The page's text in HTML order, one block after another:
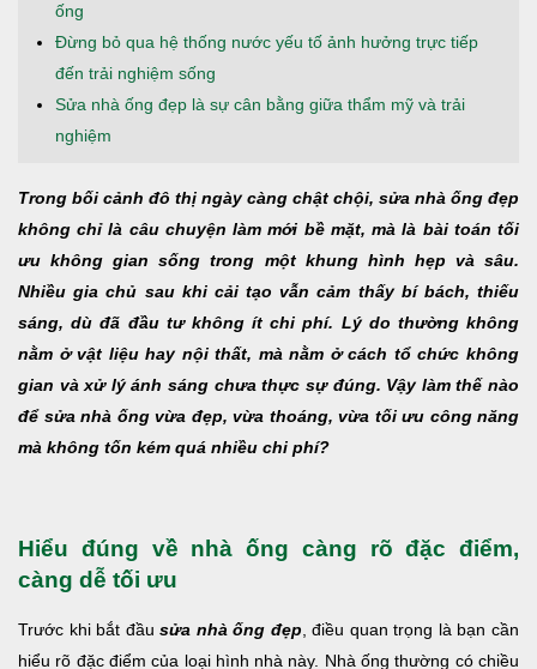
ống
Đừng bỏ qua hệ thống nước yếu tố ảnh hưởng trực tiếp
đến trải nghiệm sống
Sửa nhà ống đẹp là sự cân bằng giữa thẩm mỹ và trải
nghiệm
Trong bối cảnh đô thị ngày càng chật chội, sửa nhà ống đẹp
không chỉ là câu chuyện làm mới bề mặt, mà là bài toán tối
ưu không gian sống trong một khung hình hẹp và sâu.
Nhiều gia chủ sau khi cải tạo vẫn cảm thấy bí bách, thiếu
sáng, dù đã đầu tư không ít chi phí. Lý do thường không
nằm ở vật liệu hay nội thất, mà nằm ở cách tổ chức không
gian và xử lý ánh sáng chưa thực sự đúng. Vậy làm thế nào
để sửa nhà ống vừa đẹp, vừa thoáng, vừa tối ưu công năng
mà không tốn kém quá nhiều chi phí?
Hiểu đúng về nhà ống càng rõ đặc điểm,
càng dễ tối ưu
Trước khi bắt đầusửa nhà ống đẹp , điều quan trọng là bạn cần
hiểu rõ đặc điểm của loại hình nhà này. Nhà ống thường có chiều